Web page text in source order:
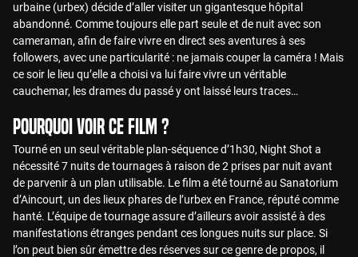
urbaine (urbex) décide d’aller visiter un gigantesque hôpital
abandonné. Comme toujours elle part seule et de nuit avec son
cameraman, afin de faire vivre en direct ses aventures à ses
followers, avec une particularité : ne jamais couper la caméra ! Mais
ce soir le lieu qu’elle a choisi va lui faire vivre un véritable
cauchemar, les drames du passé y ont laissé leurs traces…
Pourquoi voir ce film ?
Tourné en un seul véritable plan-séquence d’1h30, Night Shot a
nécessité 7 nuits de tournages à raison de 2 prises par nuit avant
de parvenir à un plan utilisable. Le film a été tourné au Sanatorium
d’Aincourt, un des lieux phares de l’urbex en France, réputé comme
hanté. L’équipe de tournage assure d’ailleurs avoir assisté à des
manifestations étranges pendant ces longues nuits sur place. Si
l’on peut bien sûr émettre des réserves sur ce genre de propos, il